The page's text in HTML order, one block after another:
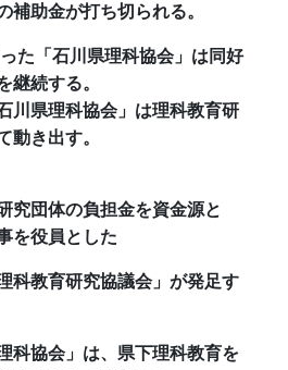
補助金が打ち切られる。
川県理科協会」は同好
継続する。
科協会」は理科教育研
動き出す。
究団体の負担金を資金源と
を役員とした
研究協議会」が発足す
」は、県下理科教育を